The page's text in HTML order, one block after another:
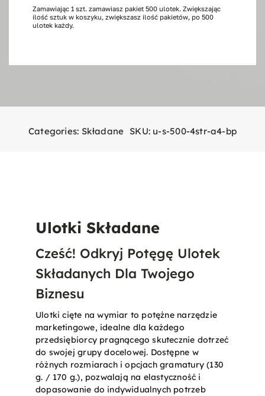
4
strony,
A4
Zamawiając 1 szt. zamawiasz pakiet 500 ulotek. Zwiększając
ilość sztuk w koszyku, zwiększasz ilość pakietów, po 500
ulotek każdy.
Categories: Składane SKU: u-s-500-4str-a4-bp
Ulotki Składane
Cześć! Odkryj Potęgę Ulotek
Składanych Dla Twojego
Biznesu
Ulotki cięte na wymiar to potężne narzędzie
marketingowe, idealne dla każdego
przedsiębiorcy pragnącego skutecznie dotrzeć
do swojej grupy docelowej. Dostępne w
różnych rozmiarach i opcjach gramatury (130
g. / 170 g.), pozwalają na elastyczność i
dopasowanie do indywidualnych potrzeb